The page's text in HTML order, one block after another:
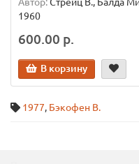
1960
600.00 р.
В корзину
1977, Бэкофен В.